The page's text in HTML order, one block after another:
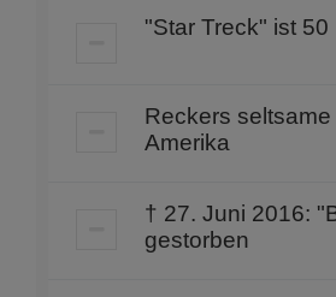
"Star Treck" ist 50
Reckers
Amerika
† 27. Juni 2016:
gestorben